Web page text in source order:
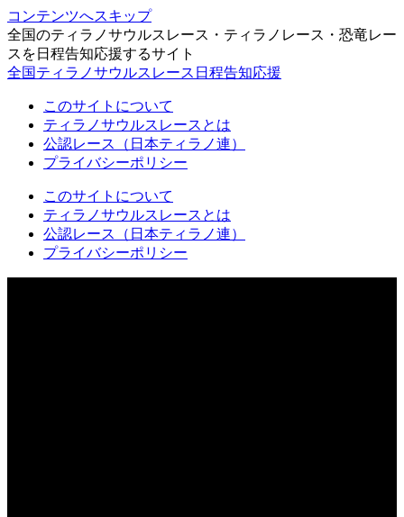
コンテンツへスキップ
全国のティラノサウルスレース・ティラノレース・恐竜レー
スを日程告知応援するサイト
全国ティラノサウルスレース日程告知応援
このサイトについて
ティラノサウルスレースとは
公認レース（日本ティラノ連）
プライバシーポリシー
このサイトについて
ティラノサウルスレースとは
公認レース（日本ティラノ連）
プライバシーポリシー